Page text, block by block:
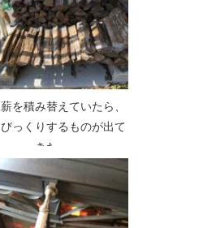
薪を積み替えていたら、
びっくりするものが出て
きた・・・